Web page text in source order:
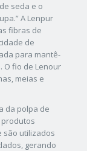
seda e o
A Lenpur
fibras de
de
para mantê-
O fio de Lenour
meias e
da polpa de
são utilizados
gerando